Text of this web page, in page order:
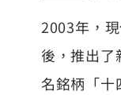
2003年，
後，推出了
名銘柄「十